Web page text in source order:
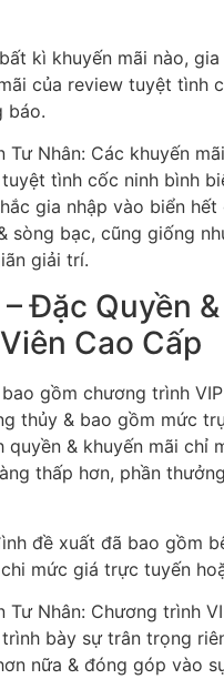
kì khuyến mãi nào,
của review tuyệt tình
báo.
Tư Nhân: Các khuyến
tình cốc ninh bình
gia nhập vào biển
sòng bạc, cũng giống
giải trí.
Đặc Quyền
Cao Cấp
gồm chương trình
thủy & bao gồm mức
quyền & khuyến mãi chỉ
thấp hơn, phần
đề xuất đã bao gồm
mức giá trực tuyến
Tư Nhân: Chương trình
bày sự trân trọng
nữa & đóng góp vào